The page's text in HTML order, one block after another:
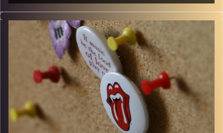
קלאסיקות רוק עם אורן הוף
włodi